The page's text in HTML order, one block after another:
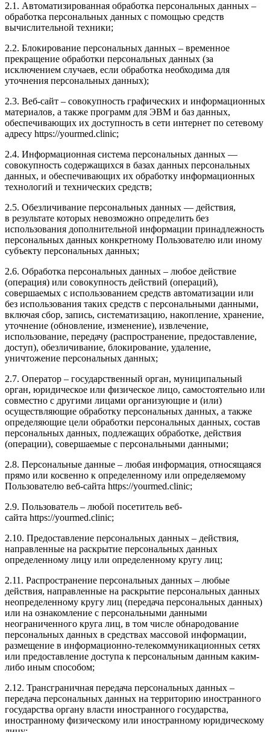
2.1. Автоматизированная обработка персональных данных –
обработка персональных данных с помощью средств
вычислительной техники;
2.2. Блокирование персональных данных – временное
прекращение обработки персональных данных (за
исключением случаев, если обработка необходима для
уточнения персональных данных);
2.3. Веб-сайт – совокупность графических и информационных
материалов, а также программ для ЭВМ и баз данных,
обеспечивающих их доступность в сети интернет по сетевому
адресу https://yourmed.clinic;
2.4. Информационная система персональных данных —
совокупность содержащихся в базах данных персональных
данных, и обеспечивающих их обработку информационных
технологий и технических средств;
2.5. Обезличивание персональных данных — действия,
в результате которых невозможно определить без
использования дополнительной информации принадлежность
персональных данных конкретному Пользователю или иному
субъекту персональных данных;
2.6. Обработка персональных данных – любое действие
(операция) или совокупность действий (операций),
совершаемых с использованием средств автоматизации или
без использования таких средств с персональными данными,
включая сбор, запись, систематизацию, накопление, хранение,
уточнение (обновление, изменение), извлечение,
использование, передачу (распространение, предоставление,
доступ), обезличивание, блокирование, удаление,
уничтожение персональных данных;
2.7. Оператор – государственный орган, муниципальный
орган, юридическое или физическое лицо, самостоятельно или
совместно с другими лицами организующие и (или)
осуществляющие обработку персональных данных, а также
определяющие цели обработки персональных данных, состав
персональных данных, подлежащих обработке, действия
(операции), совершаемые с персональными данными;
2.8. Персональные данные – любая информация, относящаяся
прямо или косвенно к определенному или определяемому
Пользователю веб-сайта https://yourmed.clinic;
2.9. Пользователь – любой посетитель веб-
сайта https://yourmed.clinic;
2.10. Предоставление персональных данных – действия,
направленные на раскрытие персональных данных
определенному лицу или определенному кругу лиц;
2.11. Распространение персональных данных – любые
действия, направленные на раскрытие персональных данных
неопределенному кругу лиц (передача персональных данных)
или на ознакомление с персональными данными
неограниченного круга лиц, в том числе обнародование
персональных данных в средствах массовой информации,
размещение в информационно-телекоммуникационных сетях
или предоставление доступа к персональным данным каким-
либо иным способом;
2.12. Трансграничная передача персональных данных –
передача персональных данных на территорию иностранного
государства органу власти иностранного государства,
иностранному физическому или иностранному юридическому